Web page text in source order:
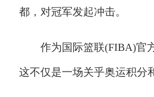
都，对冠军发起冲击。
作为国际篮联(FIBA)官方
这不仅是一场关乎奥运积分